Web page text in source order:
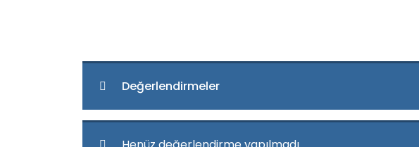
Değerlendirmeler